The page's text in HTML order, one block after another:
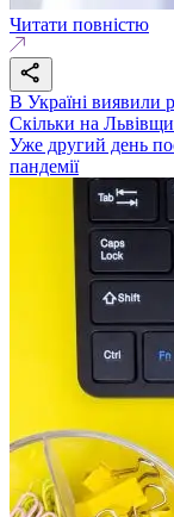
Читати повністю
В Україні виявили
Скільки на
Уже другий день
пандемії